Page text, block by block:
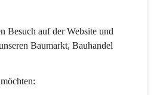
Besuch auf der Website und
Baumarkt, Bauhandel